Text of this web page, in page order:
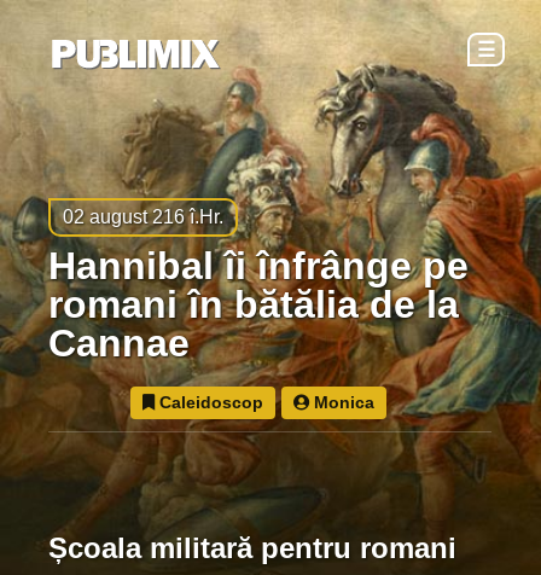
☰
02 august 216 î.Hr.
Hannibal îi înfrânge pe
romani în bătălia de la
Cannae
Caleidoscop Monica
Școala militară pentru romani